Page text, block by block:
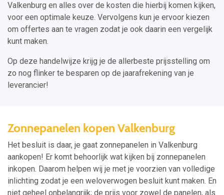
Valkenburg en alles over de kosten die hierbij komen kijken,
voor een optimale keuze. Vervolgens kun je ervoor kiezen
om offertes aan te vragen zodat je ook daarin een vergelijk
kunt maken.
Op deze handelwijze krijg je de allerbeste prijsstelling om
zo nog flinker te besparen op de jaarafrekening van je
leverancier!
Zonnepanelen kopen Valkenburg
Het besluit is daar, je gaat zonnepanelen in Valkenburg
aankopen! Er komt behoorlijk wat kijken bij zonnepanelen
inkopen. Daarom helpen wij je met je voorzien van volledige
inlichting zodat je een weloverwogen besluit kunt maken. En
niet geheel onbelangrijk; de prijs voor zowel de panelen, als